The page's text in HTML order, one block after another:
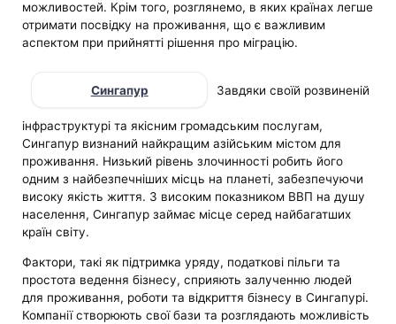
можливостей. Крім того, розглянемо, в яких країнах легше
отримати посвідку на проживання, що є важливим
аспектом при прийнятті рішення про міграцію.
Сингапур Завдяки своїй розвиненій
інфраструктурі та якісним громадським послугам,
Сингапур визнаний найкращим азійським містом для
проживання. Низький рівень злочинності робить його
одним з найбезпечніших місць на планеті, забезпечуючи
високу якість життя. З високим показником ВВП на душу
населення, Сингапур займає місце серед найбагатших
країн світу.
Фактори, такі як підтримка уряду, податкові пільги та
простота ведення бізнесу, сприяють залученню людей
для проживання, роботи та відкриття бізнесу в Сингапурі.
Компанії створюють свої бази та розглядають можливість